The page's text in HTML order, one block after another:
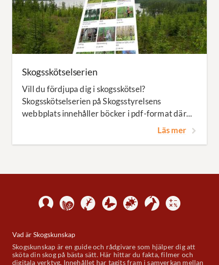
Skogsskötselserien
Vill du fördjupa dig i skogsskötsel?
Skogsskötselserien på Skogsstyrelsens
webbplats innehåller böcker i pdf-format där...
Läs mer
Vad är Skogskunskap
Skogskunskap är en guide och rådgivare som hjälper dig att
sköta din skog på bästa sätt. Här hittar du fakta, filmer och
digitala verktyg. Innehållet har tagits fram i samverkan mellan